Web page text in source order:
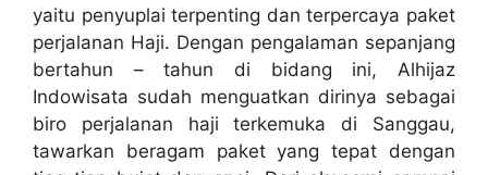
yaitu penyuplai terpenting dan terpercaya paket
perjalanan Haji. Dengan pengalaman sepanjang
bertahun – tahun di bidang ini, Alhijaz
Indowisata sudah menguatkan dirinya sebagai
biro perjalanan haji terkemuka di Sanggau,
tawarkan beragam paket yang tepat dengan